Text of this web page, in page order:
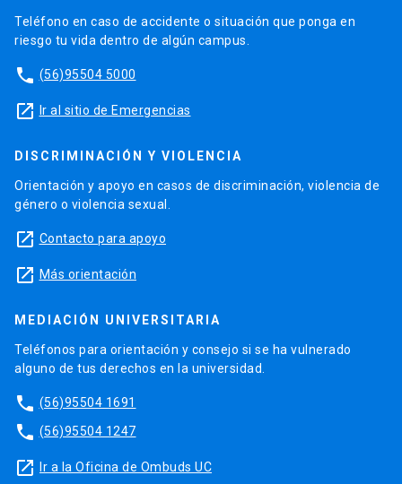
Teléfono en caso de accidente o situación que ponga en
riesgo tu vida dentro de algún campus.
phone (56)95504 5000
launch Ir al sitio de Emergencias
DISCRIMINACIÓN Y VIOLENCIA
Orientación y apoyo en casos de discriminación, violencia de
género o violencia sexual.
launch Contacto para apoyo
launch Más orientación
MEDIACIÓN UNIVERSITARIA
Teléfonos para orientación y consejo si se ha vulnerado
alguno de tus derechos en la universidad.
phone (56)95504 1691
phone (56)95504 1247
launch Ir a la Oficina de Ombuds UC